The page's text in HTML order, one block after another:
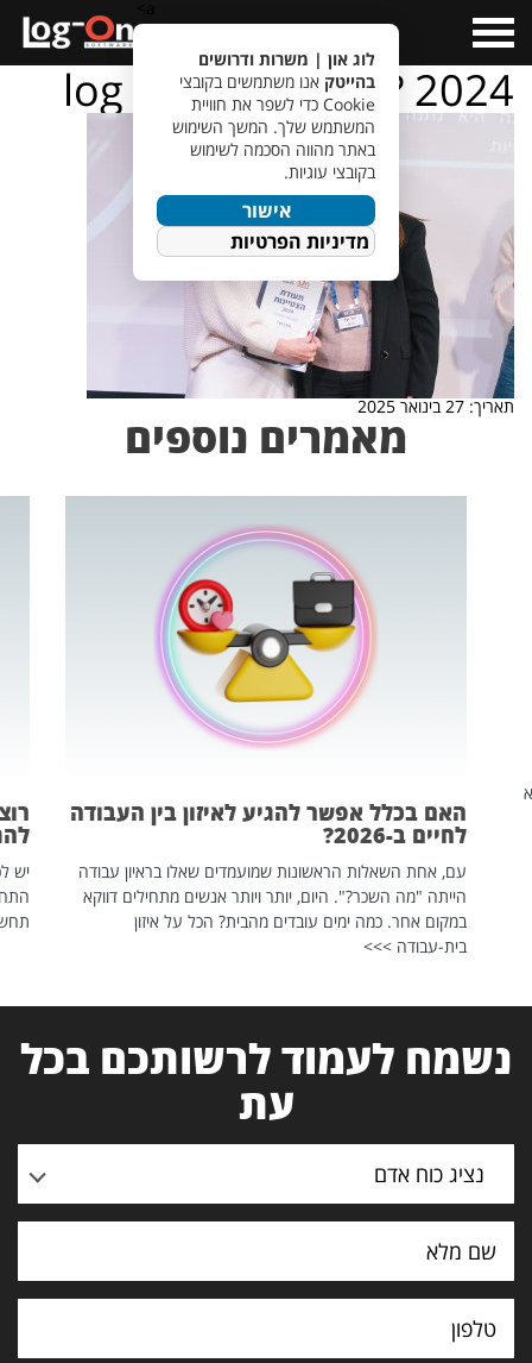
Menu
log – on – ???????? 2024
תאריך: 27 בינואר 2025
מאמרים נוספים
האם בכלל אפשר להגיע לאיזון בין העבודה
לחיים ב-2026?
עם, אחת השאלות הראשונות שמועמדים שאלו בראיון עבודה
הייתה "מה השכר?". היום, יותר ויותר אנשים מתחילים דווקא
במקום אחר. כמה ימים עובדים מהבית? הכל על איזון
בית-עבודה >>>
יש
נשמח לעמוד לרשותכם בכל
עת
נציג כוח אדם
לוג און | משרות ודרושים
בהייטק אנו משתמשים בקובצי
Cookie כדי לשפר את חוויית
המשתמש שלך. המשך השימוש
באתר מהווה הסכמה לשימוש
בקובצי עוגיות.
אישור
מדיניות הפרטיות